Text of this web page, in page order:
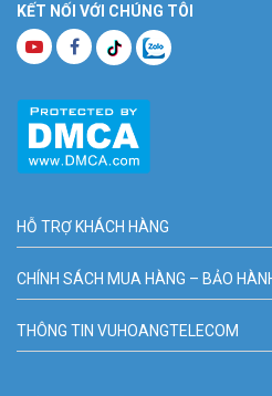
KẾT NỐI VỚI CHÚNG TÔI
HỖ TRỢ KHÁCH HÀNG
CHÍNH SÁCH MUA HÀNG – BẢO
THÔNG TIN VUHOANGTELECOM